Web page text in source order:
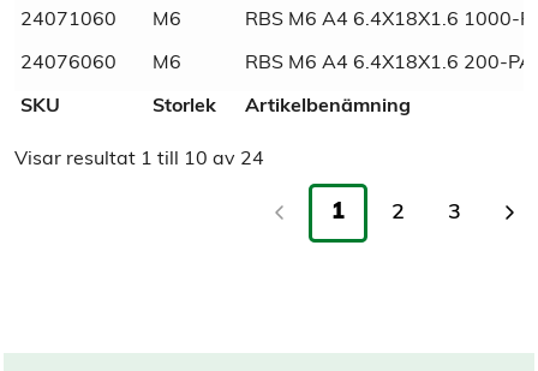
Normnummer 9021
Marknadsnamn Rostfri stor rundbricka
24071060 M6 RBS M6 A4 6.4X18X1.6 1000-
24076060 M6 RBS M6 A4 6.4X18X1.6 200-
SKU Storlek Artikelbenämning
Visar resultat 1 till 10 av 24
1 2 3